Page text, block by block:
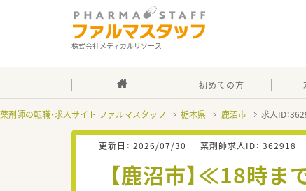
株式会社メディカルリソース
初めての方
薬剤師の転職・求人サイト ファルマスタッフ 栃木県 鹿沼市 求人ID：
更新日： 2026/07/30 薬剤師求人ID： 362918
【鹿沼市】≪18時